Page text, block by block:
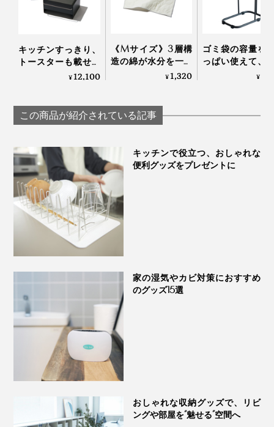
キッチンすっきり、
トースターも載せら
れる「ブレッドドロ
¥12,100
《Mサイズ》3層構
造の綿が水分を一発
で“掴む”！吸水・速
ンふきん」| YARN
HOME
¥1,320
ゴミ袋の容量を
っぱい使えて、
ラクラク！磁石
¥
この商品が紹介されている記事
キッチンで役立つ、おしゃれな
便利グッズをプレゼントに
家の湿気やカビ対策におすすめ
のグッズ15選
おしゃれな収納グッズで、リビ
ングや部屋を“魅せる”空間へ